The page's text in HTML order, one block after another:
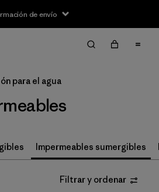
de envío
para el agua
Impermeables sumergibles
Filtrar y ordenar